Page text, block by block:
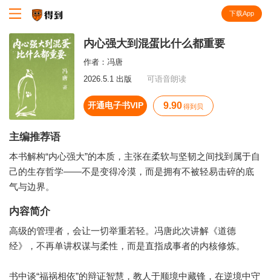
下载App
内心强大到混蛋比什么都重要
作者： 冯唐
2026.5.1 出版
可语音朗读
开通电子书VIP 9.90 得到贝
主编推荐语
本书解构“内心强大”的本质，主张在柔软与坚韧之间找到属于自
己的生存哲学——不是变得冷漠，而是拥有不被轻易击碎的底
气与边界。
内容简介
高级的管理者，会让一切举重若轻。冯唐此次讲解《道德
经》，不再单讲权谋与柔性，而是直指成事者的内核修炼。
书中谈“福祸相依”的辩证智慧，教人于顺境中藏锋，在逆境中守